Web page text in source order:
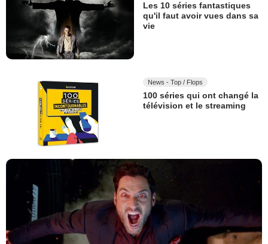
Les 10 séries fantastiques
qu'il faut avoir vues dans sa
vie
News - Top / Flops
100 séries qui ont changé la
télévision et le streaming